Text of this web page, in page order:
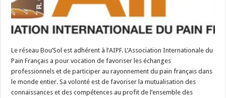
Le réseau Bou’Sol est adhérent à l’AIPF. L’Association Internationale du
Pain Français a pour vocation de favoriser les échanges
professionnels et de participer au rayonnement du pain français dans
le monde entier. Sa volonté est de favoriser la mutualisation des
connaissances et des compétences au profit de l’ensemble des